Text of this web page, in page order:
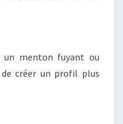
un menton fuyant ou
créer un profil plus